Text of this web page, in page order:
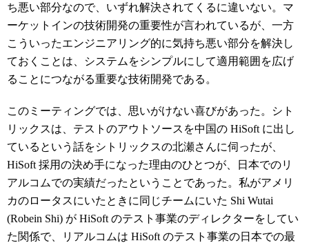
ち悪い部分なので、いずれ解決されてくるに違いない。マ
ーケットインの技術開発の重要性が言われているが、一方
こういったエンジニアリング的に気持ち悪い部分を解決し
ておくことは、システムをシンプルにして適用範囲を広げ
ることにつながる重要な技術開発である。
このミーティングでは、思いがけない喜びがあった。シト
リックスは、テストのアウトソースを中国の HiSoft に出し
ているという話をシトリックスの北瀬さんに伺ったが、
HiSoft 採用の決め手になった理由のひとつが、日本でのリ
アルコムでの実績だったということであった。私がアメリ
カのロータスにいたときに同じチームにいた Shi Wutai
(Robein Shi) が HiSoft のテスト事業のディレクターをしてい
た関係で、リアルコムは HiSoft のテスト事業の日本での最